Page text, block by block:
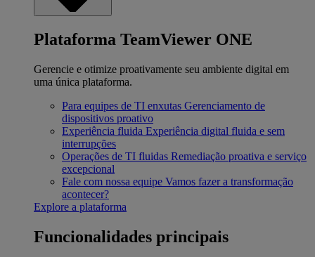
Plataforma TeamViewer ONE
Gerencie e otimize proativamente seu ambiente digital em
uma única plataforma.
Para equipes de TI enxutas Gerenciamento de
dispositivos proativo
Experiência fluida Experiência digital fluida e sem
interrupções
Operações de TI fluidas Remediação proativa e serviço
excepcional
Fale com nossa equipe Vamos fazer a transformação
acontecer?
Explore a plataforma
Funcionalidades principais